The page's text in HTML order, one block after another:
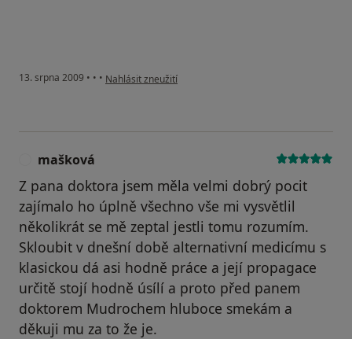
13. srpna 2009 • • • podle názoru uživatele Pacient
Nahlásit zneužití
mašková
Z pana doktora jsem měla velmi dobrý pocit
zajímalo ho úplně všechno vše mi vysvětlil
několikrát se mě zeptal jestli tomu rozumím.
Skloubit v dnešní době alternativní medicímu s
klasickou dá asi hodně práce a její propagace
určitě stojí hodně úsílí a proto před panem
doktorem Mudrochem hluboce smekám a
děkuji mu za to že je.